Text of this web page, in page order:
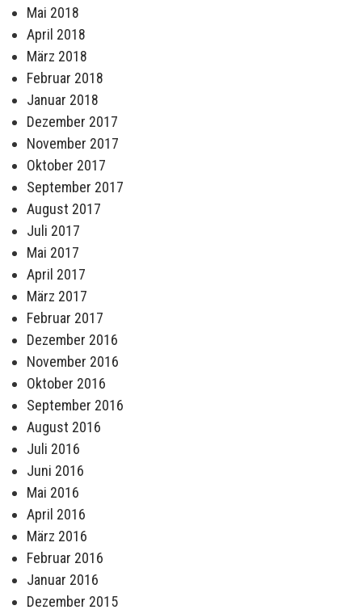
Mai 2018
April 2018
März 2018
Februar 2018
Januar 2018
Dezember 2017
November 2017
Oktober 2017
September 2017
August 2017
Juli 2017
Mai 2017
April 2017
März 2017
Februar 2017
Dezember 2016
November 2016
Oktober 2016
September 2016
August 2016
Juli 2016
Juni 2016
Mai 2016
April 2016
März 2016
Februar 2016
Januar 2016
Dezember 2015